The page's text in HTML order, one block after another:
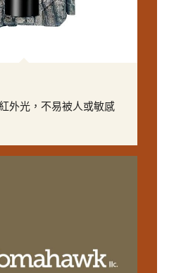
外光，不易被人或敏感